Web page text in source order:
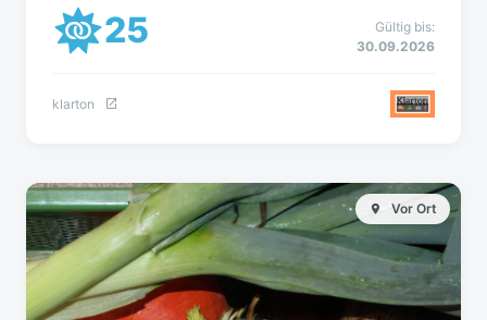
25
Gültig bis:
30.09.2026
klarton
Vor Ort